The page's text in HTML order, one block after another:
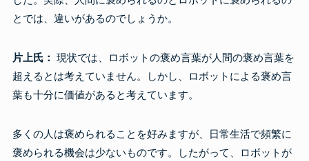
とでは、違いがあるのでしょうか。
片上氏： 現状では、ロボットの褒め言葉が人間の褒め言葉を
超えるとは考えていません。しかし、ロボットによる褒め言
葉も十分に価値があると考えています。
多くの人は褒められることを好みますが、日常生活で頻繁に
褒められる機会は少ないものです。したがって、ロボットが